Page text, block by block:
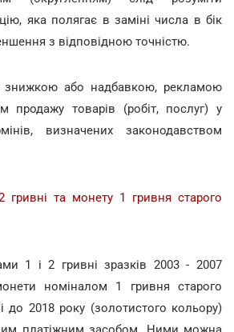
яка полягає в заміні числа в бік
з відповідною точністю.
знижкою або надбавкою, рекламою
продажу товарів (робіт, послуг) у
визначених законодавством
та монету 1 гривня старого
1 і 2 гривні зразків 2003 - 2007
номіналом 1 гривня старого
до 2018 року (золотистого кольору)